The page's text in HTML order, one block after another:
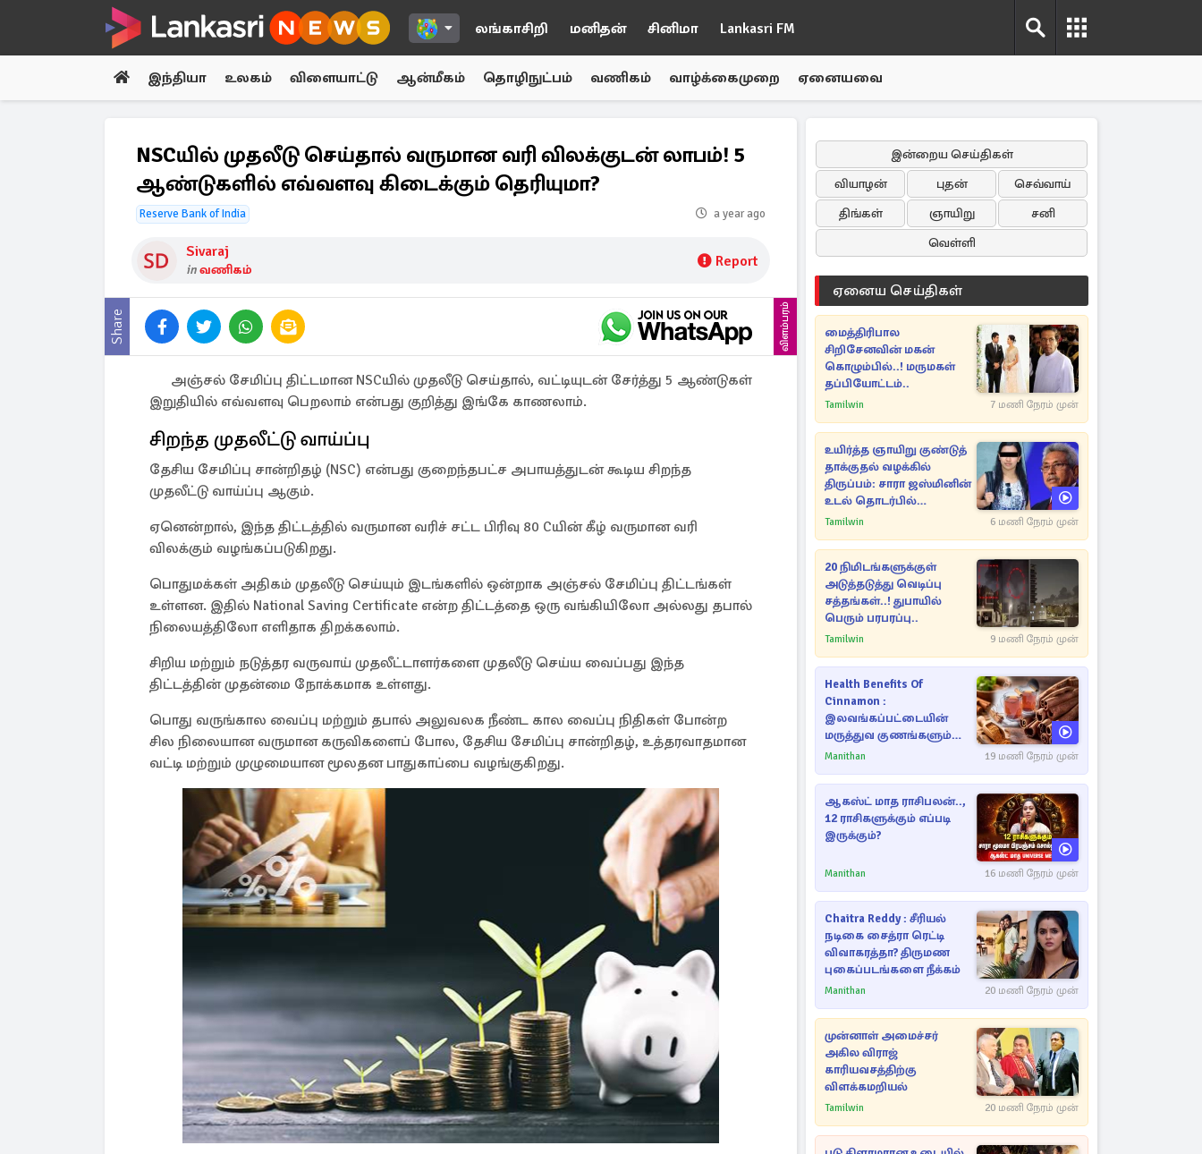
லங்காசிறி மனிதன் சினிமா Lankasri FM
இந்தியா உலகம் விளையாட்டு ஆன்மீகம் தொழிநுட்பம் வணிகம் வாழ்க்கைமுறை ஏனையவை
NSCயில் முதலீடு செய்தால் வருமான வரி விலக்குடன் லாபம்! 5
ஆண்டுகளில் எவ்வளவு கிடைக்கும் தெரியுமா?
Reserve Bank of India a year ago
Sivaraj
inவணிகம் Report
Share விளம்பரம்
அஞ்சல் சேமிப்பு திட்டமான NSCயில் முதலீடு செய்தால், வட்டியுடன் சேர்த்து 5 ஆண்டுகள்
இறுதியில் எவ்வளவு பெறலாம் என்பது குறித்து இங்கே காணலாம்.
சிறந்த முதலீட்டு வாய்ப்பு
தேசிய சேமிப்பு சான்றிதழ் (NSC) என்பது குறைந்தபட்ச அபாயத்துடன் கூடிய சிறந்த
முதலீட்டு வாய்ப்பு ஆகும்.
ஏனென்றால், இந்த திட்டத்தில் வருமான வரிச் சட்ட பிரிவு 80 Cயின் கீழ் வருமான வரி
விலக்கும் வழங்கப்படுகிறது.
பொதுமக்கள் அதிகம் முதலீடு செய்யும் இடங்களில் ஒன்றாக அஞ்சல் சேமிப்பு திட்டங்கள்
உள்ளன. இதில் National Saving Certificate என்ற திட்டத்தை ஒரு வங்கியிலோ அல்லது தபால்
நிலையத்திலோ எளிதாக திறக்கலாம்.
சிறிய மற்றும் நடுத்தர வருவாய் முதலீட்டாளர்களை முதலீடு செய்ய வைப்பது இந்த
திட்டத்தின் முதன்மை நோக்கமாக உள்ளது.
பொது வருங்கால வைப்பு மற்றும் தபால் அலுவலக நீண்ட கால வைப்பு நிதிகள் போன்ற
சில நிலையான வருமான கருவிகளைப் போல, தேசிய சேமிப்பு சான்றிதழ், உத்தரவாதமான
வட்டி மற்றும் முழுமையான மூலதன பாதுகாப்பை வழங்குகிறது.
இன்றைய செய்திகள்
வியாழன்
புதன்
செவ்வாய்
திங்கள்
ஞாயிறு
சனி
வெள்ளி
ஏனைய செய்திகள்
மைத்திரிபால
சிறிசேனவின் மகன்
கொழும்பில்..! மருமகள்
தப்பியோட்டம்..
Tamilwin 7 மணி நேரம் முன்
உயிர்த்த ஞாயிறு குண்டுத்
தாக்குதல் வழக்கில்
திருப்பம்: சாரா ஜஸ்மினின்
உடல் தொடர்பில்
நீதிமன்றத்தில் வெளியான
Tamilwin 6 மணி நேரம் முன்
20 நிமிடங்களுக்குள்
அடுத்தடுத்து வெடிப்பு
சத்தங்கள்..! துபாயில்
பெரும் பரபரப்பு..
Tamilwin 9 மணி நேரம் முன்
Health Benefits Of
Cinnamon :
இலவங்கப்பட்டையின்
மருத்துவ குணங்களும்
ஆரோக்கிய
Manithan 19 மணி நேரம் முன்
ஆகஸ்ட் மாத ராசிபலன்..,
12 ராசிகளுக்கும் எப்படி
இருக்கும்?
Manithan 16 மணி நேரம் முன்
Chaitra Reddy : சீரியல்
நடிகை சைத்ரா ரெட்டி
விவாகரத்தா? திருமண
புகைப்படங்களை நீக்கம்
Manithan 20 மணி நேரம் முன்
முன்னாள் அமைச்சர்
அகில விராஜ்
காரியவசத்திற்கு
விளக்கமறியல்
Tamilwin 20 மணி நேரம் முன்